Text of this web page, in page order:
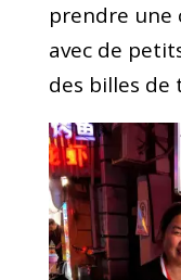
prendre une
avec de
des billes de